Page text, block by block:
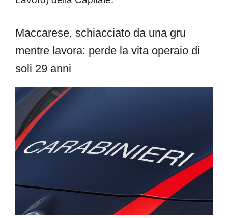
Maccarese, schiacciato da una gru
mentre lavora: perde la vita operaio di
soli 29 anni